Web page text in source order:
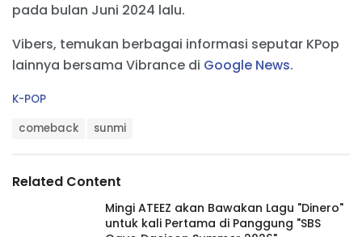
pada bulan Juni 2024 lalu.
Vibers, temukan berbagai informasi seputar KPop
lainnya bersama Vibrance di Google News.
C
r
K-POP
:
comeback sunmi
Related Content
Mingi ATEEZ akan Bawakan Lagu "Dinero"
untuk kali Pertama di Panggung "SBS